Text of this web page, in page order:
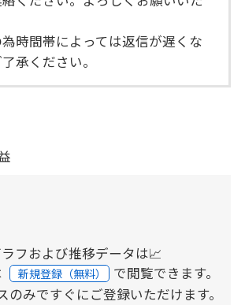
時間帯によっては返信が遅くな
承ください。
フおよび推移データは📈
新規登録（無料） で閲覧できます。
のみですぐにご登録いただけます。